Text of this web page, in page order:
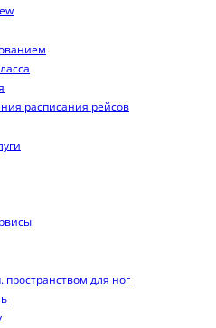
расписания рейсов
пространством для ног